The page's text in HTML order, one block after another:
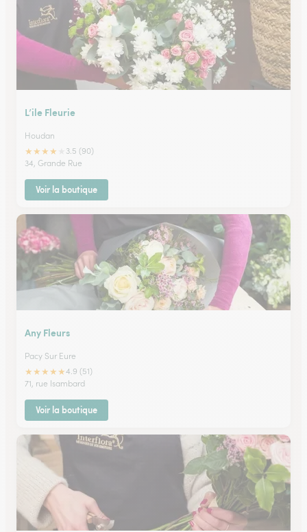
L’ile Fleurie
Houdan
★★★★
3.5 (90)
34, Grande Rue
Voir la boutique
Any Fleurs
Pacy Sur Eure
★★★★★4.9 (51)
71, rue Isambard
Voir la boutique